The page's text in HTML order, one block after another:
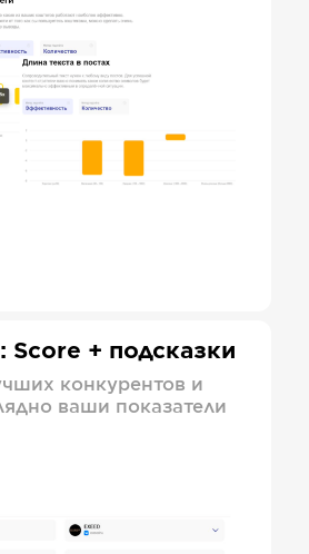
Score + подсказки
конкурентов и
ваши показатели